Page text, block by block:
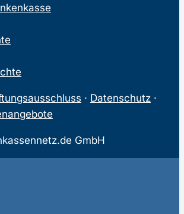
· Datenschutz ·
GmbH